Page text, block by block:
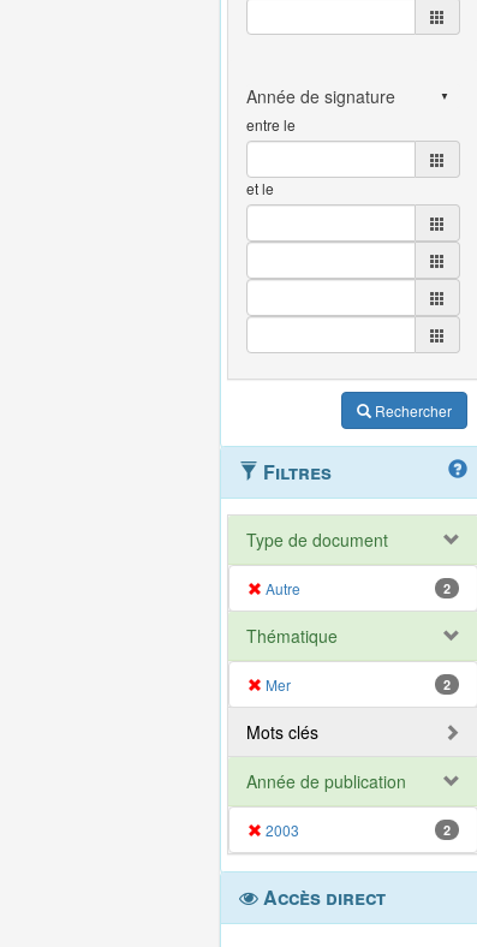
entre le
et le
Rechercher
Filtres
Type de document
Autre 2
Thématique
Mer 2
Mots clés
Année de publication
2003 2
Accès direct